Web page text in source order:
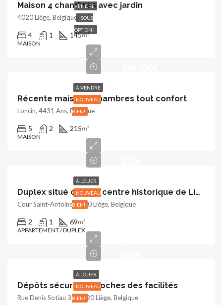
VENDRE
! SOUS
OPTION !
Maison 4 chambres avec jardin
4020 Liège, Belgique
4 1 145m²
MAISON
À VENDRE
NOUVEAU
BIEN!
Récente maison 5 chambres tout confort
Loncin, 4431 Ans, Belgique
5 2 215m²
MAISON
À LOUER
NOUVEAU
BIEN!
Duplex situé dans le centre historique de Liège
Cour Saint-Antoine, 4000 Liège, Belgique
2 1 69m²
APPARTEMENT / DUPLEX
À LOUER
NOUVEAU
BIEN!
Dépôts sécurisés proches des facilités
Rue Denis Sotiau 31, 4020 Liège, Belgique